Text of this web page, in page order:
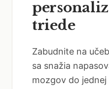
triede
Zabudnite na
sa snažia
mozgov do jednej